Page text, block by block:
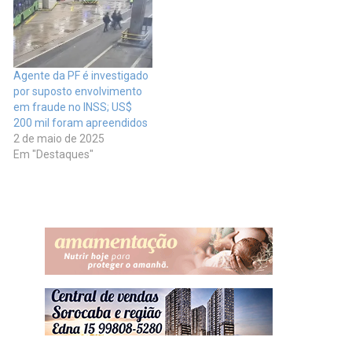
Agente da PF é investigado
por suposto envolvimento
em fraude no INSS; US$
200 mil foram apreendidos
2 de maio de 2025
Em "Destaques"